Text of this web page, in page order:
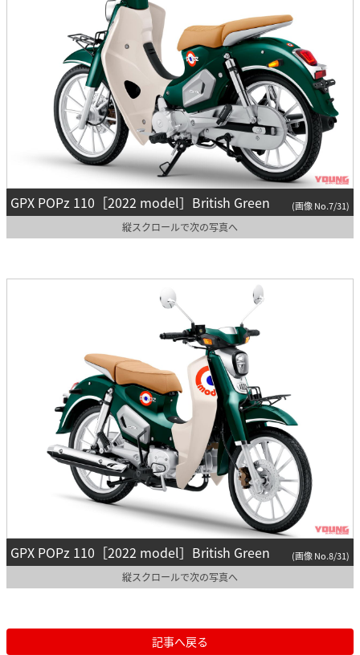
GPX POPz 110［2022 model］British Green (画像 No.7/31)
縦スクロールで次の写真へ
GPX POPz 110［2022 model］British Green (画像 No.8/31)
縦スクロールで次の写真へ
記事へ戻る